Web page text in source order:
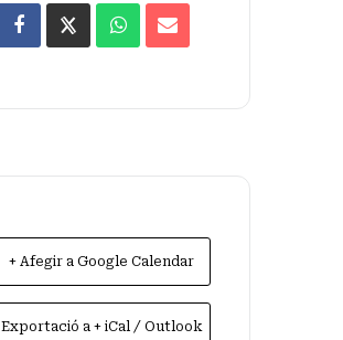
+ Afegir a Google Calendar
Exportació a + iCal / Outlook